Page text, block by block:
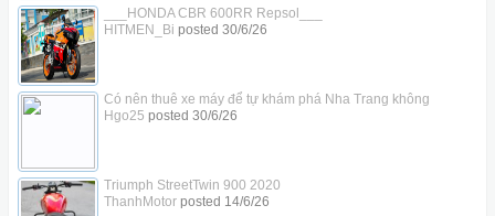
___HONDA CBR 600RR Repsol___
HITMEN_Bi posted 30/6/26
Có nên thuê xe máy để tự khám phá Nha Trang không
Hgo25 posted 30/6/26
Triumph StreetTwin 900 2020
ThanhMotorposted 14/6/26